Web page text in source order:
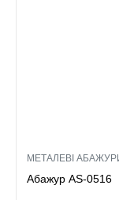
МЕТАЛЕВІ
Абажур AS-0516